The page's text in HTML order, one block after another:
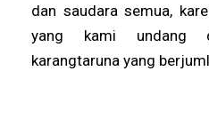
dan saudara semua,
yang kami undang
karangtaruna yang